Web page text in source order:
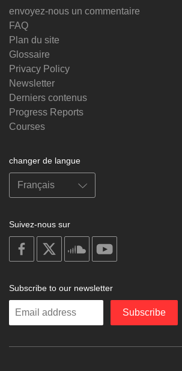
envoyez-nous un commentaire
FAQ
Plan du site
Glossaire
Privacy Policy
Newsletter
Derniers contenus
Progress Reports
Courses
changer de langue
Suivez-nous sur
on
facebook
soundcloud
Subscribe to our newsletter
Enter
Subscribe